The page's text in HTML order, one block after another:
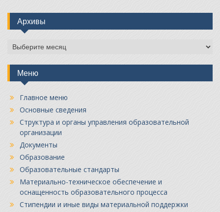
Архивы
Архивы
Меню
Главное меню
Основные сведения
Структура и органы управления образовательной
организации
Документы
Образование
Образовательные стандарты
Материально-техническое обеспечение и
оснащенность образовательного процесса
Стипендии и иные виды материальной поддержки